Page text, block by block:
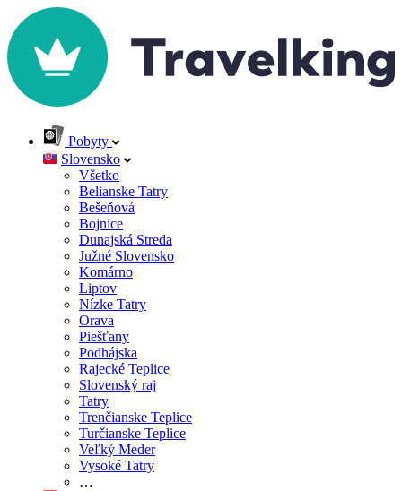
Pobyty
Slovensko
Všetko
Belianske Tatry
Bešeňová
Bojnice
Dunajská Streda
Južné Slovensko
Komárno
Liptov
Nízke Tatry
Orava
Piešťany
Podhájska
Rajecké Teplice
Slovenský raj
Tatry
Trenčianske Teplice
Turčianske Teplice
Veľký Meder
Vysoké Tatry
…